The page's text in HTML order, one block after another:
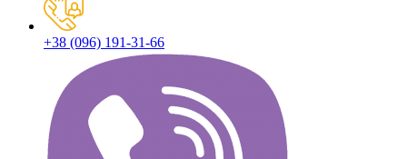
+38 (096) 191-31-66